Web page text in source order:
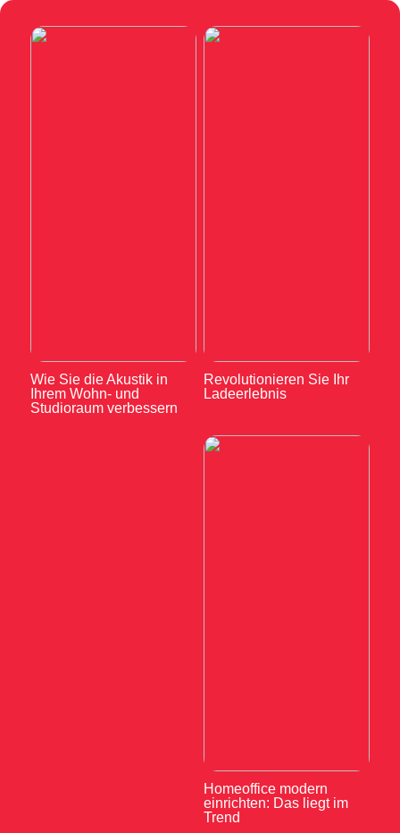
Wie Sie die Akustik in
Ihrem Wohn- und
Studioraum verbessern
Revolutionieren Sie Ihr
Ladeerlebnis
Homeoffice modern
einrichten: Das liegt im
Trend